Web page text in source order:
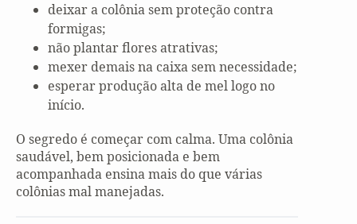
deixar a colônia sem proteção contra
formigas;
não plantar flores atrativas;
mexer demais na caixa sem necessidade;
esperar produção alta de mel logo no
início.
O segredo é começar com calma. Uma colônia
saudável, bem posicionada e bem
acompanhada ensina mais do que várias
colônias mal manejadas.